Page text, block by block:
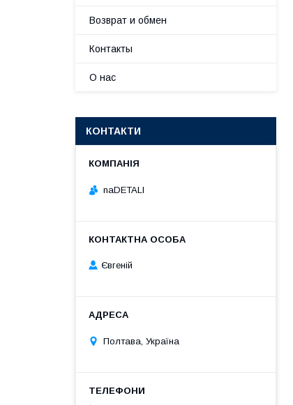
Возврат и обмен
Контакты
О нас
КОНТАКТИ
naDETALI
Євгеній
Полтава, Україна